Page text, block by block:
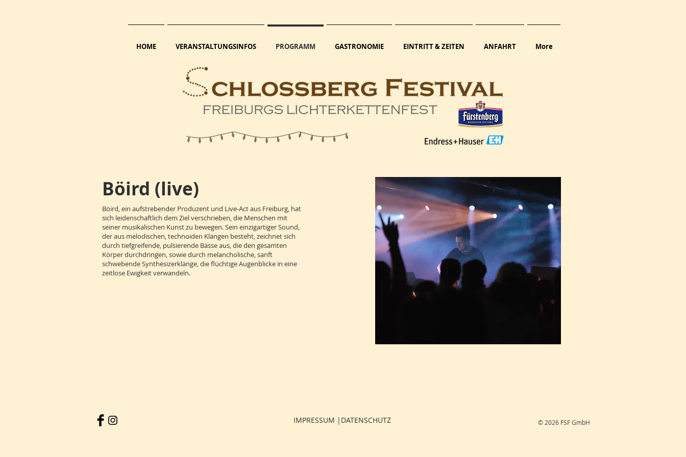
HOME VERANSTALTUNGSINFOS PROGRAMM GASTRONOMIE EINTRITT & ZEITEN ANFAHRT More
Böird (live)
Böird, ein aufstrebender Produzent und Live-Act aus Freiburg, hat
sich leidenschaftlich dem Ziel verschrieben, die Menschen mit
seiner musikalischen Kunst zu bewegen. Sein einzigartiger Sound,
der aus melodischen, technoiden Klängen besteht, zeichnet sich
durch tiefgreifende, pulsierende Bässe aus, die den gesamten
Körper durchdringen, sowie durch melancholische, sanft
schwebende Synthesizerklänge, die flüchtige Augenblicke in eine
zeitlose Ewigkeit verwandeln.
IMPRESSUM | DATENSCHUTZ © 2026 FSF GmbH